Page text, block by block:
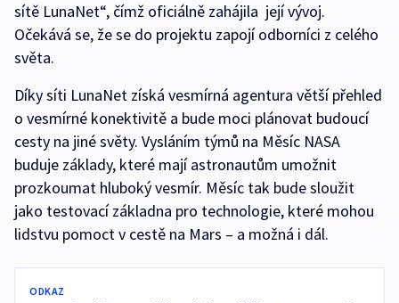
sítě LunaNet“, čímž oficiálně zahájila její vývoj.
Očekává se, že se do projektu zapojí odborníci z celého
světa.
Díky síti LunaNet získá vesmírná agentura větší přehled
o vesmírné konektivitě a bude moci plánovat budoucí
cesty na jiné světy. Vysláním týmů na Měsíc NASA
buduje základy, které mají astronautům umožnit
prozkoumat hluboký vesmír. Měsíc tak bude sloužit
jako testovací základna pro technologie, které mohou
lidstvu pomoct v cestě na Mars – a možná i dál.
ODKAZ